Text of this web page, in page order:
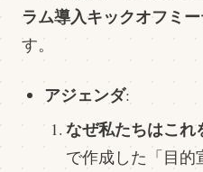
ラム導入キックオフミー
す。
アジェンダ:
なぜ私たちはこれ
で作成した「目的